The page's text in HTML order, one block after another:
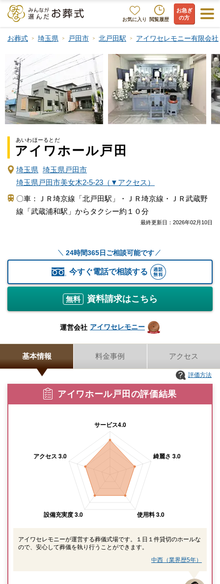
お気に入り 閲覧履歴
お急ぎ
の方
お葬式 埼玉県 戸田市 北戸田駅 アイワセレモニー有限会社
あいわほーるとだ
アイワホール戸田
埼玉県 埼玉県戸田市
埼玉県戸田市美女木2-5-23（▼アクセス）
〇車：ＪＲ埼京線「北戸田駅」・ＪＲ埼京線・ＪＲ武蔵野
線「武蔵浦和駅」からタクシー約１０分
最終更新日： 2026年02月10日
24時間365日ご相談可能です
今すぐ電話で相談する
無料 資料請求はこちら
運営会社 アイワセレモニー
基本情報 料金事例 アクセス
アイワホール戸田の評価結果
評価方法
アイワセレモニーが運営する葬儀式場です。１日１件貸切のホールな
ので、安心して葬儀を執り行うことができます。
中西（業界歴5年）